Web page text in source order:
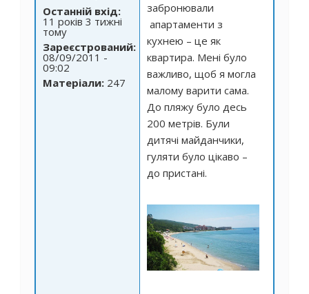
Останній вхід:
11 років 3 тижні
тому
Зареєстрований:
08/09/2011 -
09:02
Матеріали: 247
забронювали
апартаменти з
кухнею – це як
квартира. Мені було
важливо, щоб я могла
малому варити сама.
До пляжу було десь
200 метрів. Були
дитячі майданчики,
гуляти було цікаво –
до пристані.